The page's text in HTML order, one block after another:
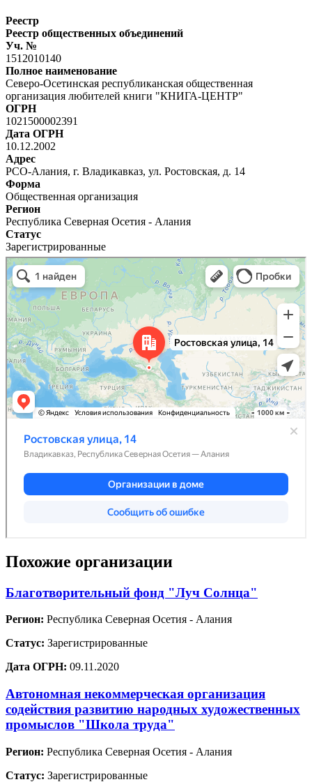
Реестр
Реестр общественных объединений
Уч. №
1512010140
Полное наименование
Северо-Осетинская республиканская общественная
организация любителей книги "КНИГА-ЦЕНТР"
ОГРН
1021500002391
Дата ОГРН
10.12.2002
Адрес
РСО-Алания, г. Владикавказ, ул. Ростовская, д. 14
Форма
Общественная организация
Регион
Республика Северная Осетия - Алания
Статус
Зарегистрированные
Похожие организации
Благотворительный фонд "Луч Солнца"
Регион: Республика Северная Осетия - Алания
Статус: Зарегистрированные
Дата ОГРН: 09.11.2020
Автономная некоммерческая организация
содействия развитию народных художественных
промыслов "Школа труда"
Регион: Республика Северная Осетия - Алания
Статус: Зарегистрированные